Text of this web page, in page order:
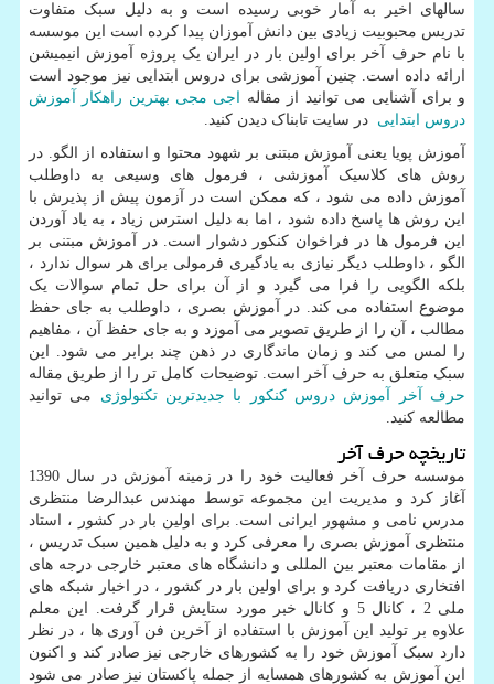
سالهای اخیر به آمار خوبی رسیده است و به دلیل سبک متفاوت
تدریس محبوبیت زیادی بین دانش آموزان پیدا کرده است این موسسه
با نام حرف آخر برای اولین بار در ایران یک پروژه آموزش انیمیشن
ارائه داده است. چنین آموزشی برای دروس ابتدایی نیز موجود است
و برای آشنایی می توانید از مقاله
اجی مجی بهترین راهکار آموزش
دروس ابتدایی در سایت تابناک دیدن کنید.
آموزش پویا یعنی آموزش مبتنی بر شهود محتوا و استفاده از الگو. در
روش های کلاسیک آموزشی ، فرمول های وسیعی به داوطلب
آموزش داده می شود ، که ممکن است در آزمون پیش از پذیرش با
این روش ها پاسخ داده شود ، اما به دلیل استرس زیاد ، به یاد آوردن
این فرمول ها در فراخوان کنکور دشوار است. در آموزش مبتنی بر
الگو ، داوطلب دیگر نیازی به یادگیری فرمولی برای هر سوال ندارد ،
بلکه الگویی را فرا می گیرد و از آن برای حل تمام سوالات یک
موضوع استفاده می کند. در آموزش بصری ، داوطلب به جای حفظ
مطالب ، آن را از طریق تصویر می آموزد و به جای حفظ آن ، مفاهیم
را لمس می کند و زمان ماندگاری در ذهن چند برابر می شود. این
سبک متعلق به حرف آخر است. توضیحات کامل تر را از طریق مقاله
حرف آخر آموزش دروس کنکور با جدیدترین تکنولوژی می توانید
مطالعه کنید.
تاریخچه حرف آخر
موسسه حرف آخر فعالیت خود را در زمینه آموزش در سال 1390
آغاز کرد و مدیریت این مجموعه توسط مهندس عبدالرضا منتظری
مدرس نامی و مشهور ایرانی است. برای اولین بار در کشور ، استاد
منتظری آموزش بصری را معرفی کرد و به دلیل همین سبک تدریس ،
از مقامات معتبر بین المللی و دانشگاه های معتبر خارجی درجه های
افتخاری دریافت کرد و برای اولین بار در کشور ، در اخبار شبکه های
ملی 2 ، کانال 5 و کانال خبر مورد ستایش قرار گرفت. این معلم
علاوه بر تولید این آموزش با استفاده از آخرین فن آوری ها ، در نظر
دارد سبک آموزش خود را به کشورهای خارجی نیز صادر کند و اکنون
این آموزش به کشورهای همسایه از جمله پاکستان نیز صادر می شود